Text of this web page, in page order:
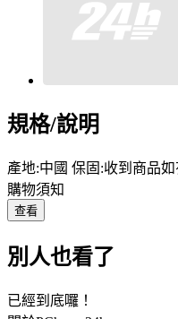
規格/說明
產地:中國 保固:收到商品
購物須知
查看
別人也看了
已經到底囉！